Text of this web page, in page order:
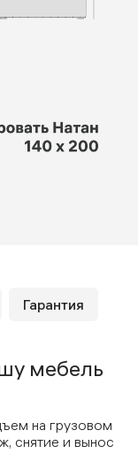
Гарантия
мебель
на грузовом
снятие и вынос